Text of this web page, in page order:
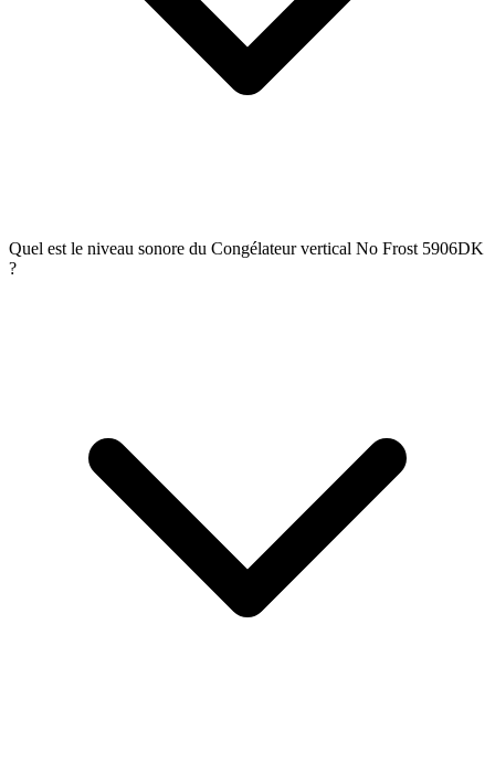
Quel est le niveau sonore du Congélateur vertical No Frost 5906DK
?